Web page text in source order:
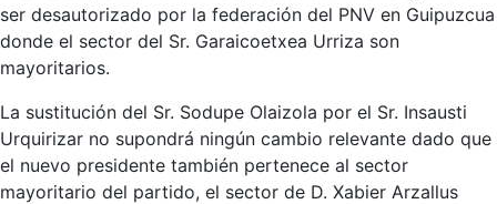
ser desautorizado por la federación del PNV en Guipuzcua
donde el sector del Sr. Garaicoetxea Urriza son
mayoritarios.
La sustitución del Sr. Sodupe Olaizola por el Sr. Insausti
Urquirizar no supondrá ningún cambio relevante dado que
el nuevo presidente también pertenece al sector
mayoritario del partido, el sector de D. Xabier Arzallus